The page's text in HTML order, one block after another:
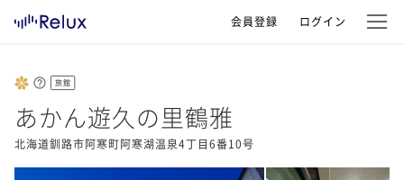
会員登録 ログイン
旅館
あかん遊久の里鶴雅
北海道釧路市阿寒町阿寒湖温泉4丁目6番10号